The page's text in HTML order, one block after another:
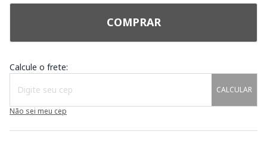
COMPRAR
Calcule o frete:
CALCULAR
Não sei meu cep